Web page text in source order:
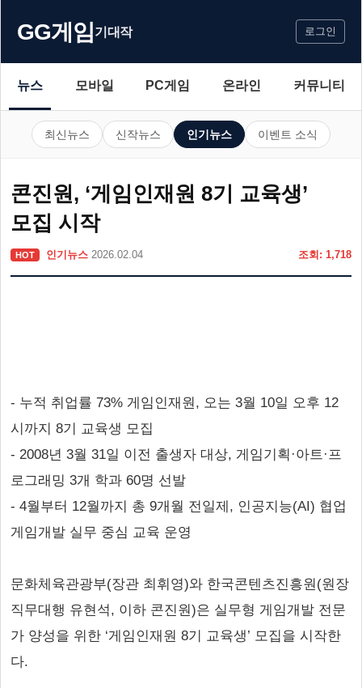
GG게임기대작 로그인
뉴스 모바일 PC게임 온라인 커뮤니티
최신뉴스 신작뉴스 인기뉴스 이벤트 소식
콘진원, ‘게임인재원 8기 교육생’
모집 시작
HOT 인기뉴스 2026.02.04 조회: 1,718
- 누적 취업률 73% 게임인재원, 오는 3월 10일 오후 12
시까지 8기 교육생 모집
- 2008년 3월 31일 이전 출생자 대상, 게임기획·아트·프
로그래밍 3개 학과 60명 선발
- 4월부터 12월까지 총 9개월 전일제, 인공지능(AI) 협업
게임개발 실무 중심 교육 운영
문화체육관광부(장관 최휘영)와 한국콘텐츠진흥원(원장
직무대행 유현석, 이하 콘진원)은 실무형 게임개발 전문
가 양성을 위한 ‘게임인재원 8기 교육생’ 모집을 시작한
다.